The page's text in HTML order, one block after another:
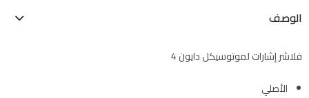
الوصف
فلاشر إشارات لموتوسيكل دايون 4
الأصلي